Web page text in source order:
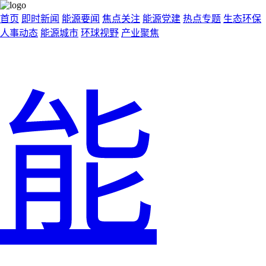
首页 即时新闻 能源要闻 焦点关注 能源党建 热点专题 生态环保
人事动态 能源城市 环球视野 产业聚焦
能